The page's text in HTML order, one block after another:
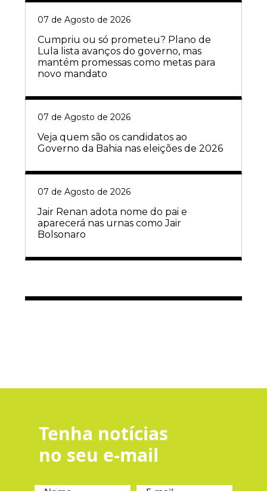
07 de Agosto de 2026
Cumpriu ou só prometeu? Plano de
Lula lista avanços do governo, mas
mantém promessas como metas para
novo mandato
07 de Agosto de 2026
Veja quem são os candidatos ao
Governo da Bahia nas eleições de 2026
07 de Agosto de 2026
Jair Renan adota nome do pai e
aparecerá nas urnas como Jair
Bolsonaro
Tenha notícias
no seu e-mail